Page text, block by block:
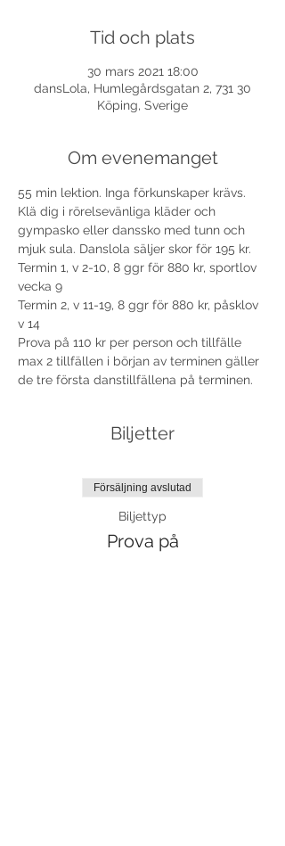
Tid och plats
30 mars 2021 18:00
dansLola, Humlegårdsgatan 2, 731 30
Köping, Sverige
Om evenemanget
55 min lektion. Inga förkunskaper krävs.
Klä dig i rörelsevänliga kläder och
gympasko eller danssko med tunn och
mjuk sula. Danslola säljer skor för 195 kr.
Termin 1, v 2-10, 8 ggr för 880 kr, sportlov
vecka 9
Termin 2, v 11-19, 8 ggr för 880 kr, påsklov
v 14
Prova på 110 kr per person och tillfälle
max 2 tillfällen i början av terminen gäller
de tre första danstillfällena på terminen.
Biljetter
Försäljning avslutad
Biljettyp
Prova på